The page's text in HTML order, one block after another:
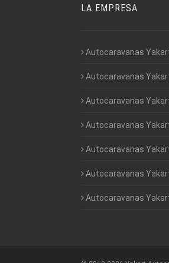
LA EMPRESA
Autocaravanas
Autocaravanas
Autocaravanas
Autocaravanas
Autocaravanas
Autocaravanas
Autocaravanas